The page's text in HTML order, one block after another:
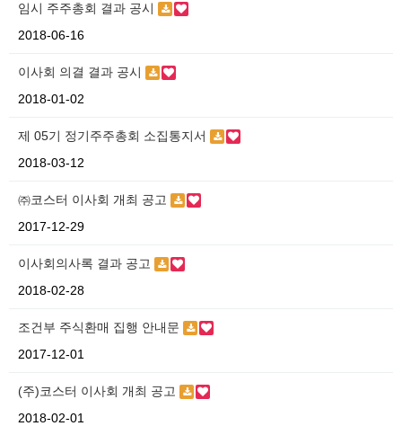
임시 주주총회 결과 공시
2018-06-16
이사회 의결 결과 공시
2018-01-02
제 05기 정기주주총회 소집통지서
2018-03-12
㈜코스터 이사회 개최 공고
2017-12-29
이사회의사록 결과 공고
2018-02-28
조건부 주식환매 집행 안내문
2017-12-01
(주)코스터 이사회 개최 공고
2018-02-01